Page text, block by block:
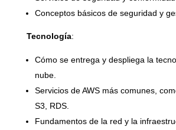
Conceptos básicos de seguridad y
Tecnología:
Cómo se entrega y despliega la
nube.
Servicios de AWS más comunes,
S3, RDS.
Fundamentos de la red y la